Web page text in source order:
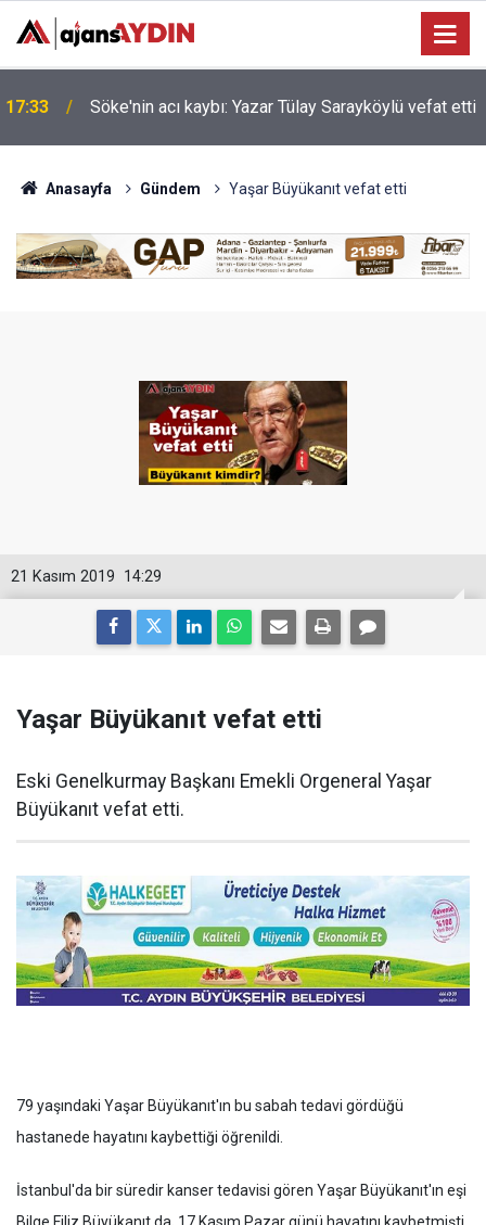
17:23
Nazilli'de motosiklet kazası: 16 yaşındaki Mustafa
vefat etti
Anasayfa Gündem Yaşar Büyükanıt vefat etti
14:29
21 Kasım 2019
Yaşar Büyükanıt vefat etti
Eski Genelkurmay Başkanı Emekli Orgeneral Yaşar
Büyükanıt vefat etti.
79 yaşındaki Yaşar Büyükanıt'ın bu sabah tedavi gördüğü
hastanede hayatını kaybettiği öğrenildi.
İstanbul'da bir süredir kanser tedavisi gören Yaşar Büyükanıt'ın eşi